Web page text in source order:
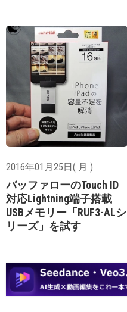
2016年01月25日( 月 )
バッファローのTouch ID
対応Lightning端子搭載
USBメモリー「RUF3-ALシ
リーズ」を試す